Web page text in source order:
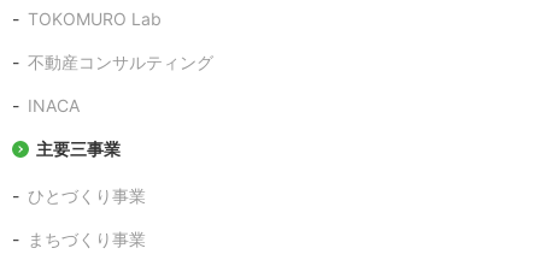
TOKOMURO Lab
不動産コンサルティング
INACA
主要三事業
ひとづくり事業
まちづくり事業